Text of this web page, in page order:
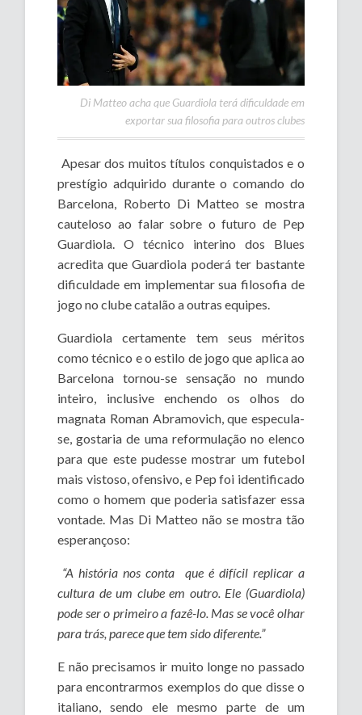
Di Matteo acha que Guardiola terá dificuldade em
exportar sua filosofia para outros clubes
Apesar dos muitos títulos conquistados e o
prestígio adquirido durante o comando do
Barcelona, Roberto Di Matteo se mostra
cauteloso ao falar sobre o futuro de Pep
Guardiola. O técnico interino dos Blues
acredita que Guardiola poderá ter bastante
dificuldade em implementar sua filosofia de
jogo no clube catalão a outras equipes.
Guardiola certamente tem seus méritos
como técnico e o estilo de jogo que aplica ao
Barcelona tornou-se sensação no mundo
inteiro, inclusive enchendo os olhos do
magnata Roman Abramovich, que especula-
se, gostaria de uma reformulação no elenco
para que este pudesse mostrar um futebol
mais vistoso, ofensivo, e Pep foi identificado
como o homem que poderia satisfazer essa
vontade. Mas Di Matteo não se mostra tão
esperançoso:
“A história nos conta que é difícil replicar a
cultura de um clube em outro. Ele (Guardiola)
pode ser o primeiro a fazê-lo. Mas se você olhar
para trás, parece que tem sido diferente.”
E não precisamos ir muito longe no passado
para encontrarmos exemplos do que disse o
italiano, sendo ele mesmo parte de um